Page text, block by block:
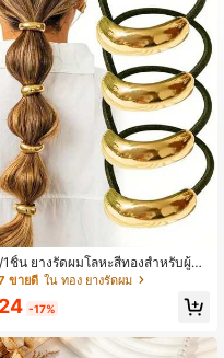
ชิ้น ยางรัดผมโลหะสีทองสำหรับผู้ห
- ลวดลายเรขาคณิต ยางรัดผมยืดห
ขายดี ใน ทอง ยางรัดผม
24 -17%